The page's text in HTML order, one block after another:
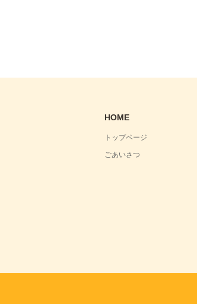
HOME
トップページ
ごあいさつ